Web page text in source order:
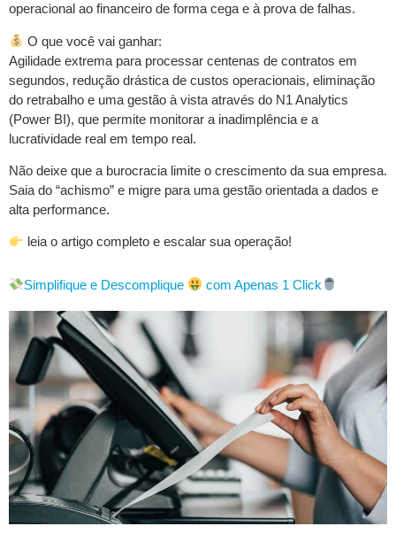
operacional ao financeiro de forma cega e à prova de falhas.
O que você vai ganhar:
Agilidade extrema para processar centenas de contratos em
segundos, redução drástica de custos operacionais, eliminação
do retrabalho e uma gestão à vista através do N1 Analytics
(Power BI), que permite monitorar a inadimplência e a
lucratividade real em tempo real.
Não deixe que a burocracia limite o crescimento da sua empresa.
Saia do “achismo” e migre para uma gestão orientada a dados e
alta performance.
leia o artigo completo e escalar sua operação!
Simplifique e Descomplique com Apenas 1 Click